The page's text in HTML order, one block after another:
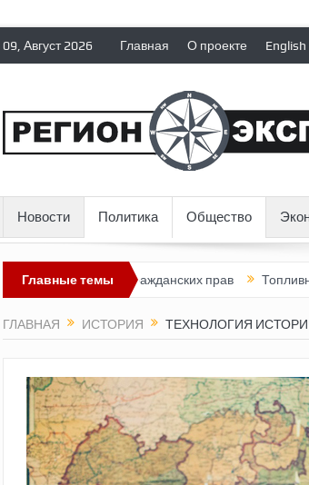
09, Август 2026 Главная О проекте English
Новости Политика Общество
Главные темы
гражданских прав Топливный кризис
ГЛАВНАЯ ИСТОРИЯ ТЕХНОЛОГИЯ